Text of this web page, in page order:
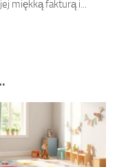
miękką fakturą i...